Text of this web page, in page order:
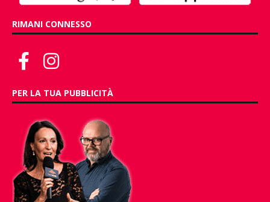
RIMANI CONNESSO
PER LA TUA PUBBLICITÀ